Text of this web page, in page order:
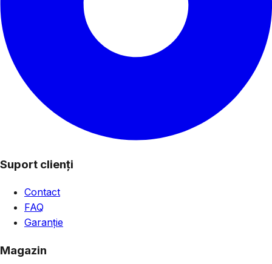
Suport clienți
Contact
FAQ
Garanție
Magazin